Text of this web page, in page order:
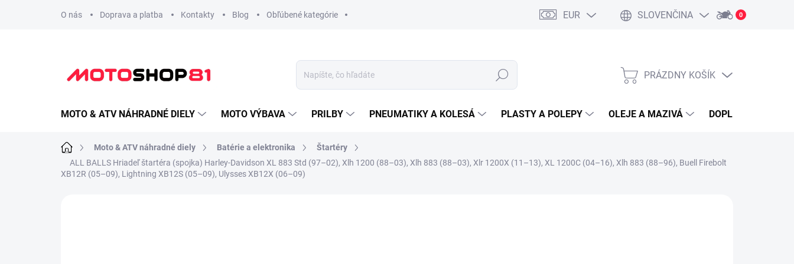
O nás Doprava a platba Kontakty Blog Obľúbené kategórie EUR SLOVENČINA 0
Hľadať
NÁKUPNÝ
PRÁZDNY KOŠÍK
MOTO & ATV NÁHRADNÉ DIELY MOTO VÝBAVA PRILBY PNEUMATIKY A KOLESÁ PLASTY A POLEPY OLEJE A MAZIVÁ DOPLNKY A
DomovMoto & ATV náhradné diely Batérie a elektronika
Štartéry
ALL BALLS Hriadeľ štartéra (spojka) Harley-Davidson XL 883 Std (97–02), Xlh 1200 (88–03), Xlh 883 (88–03), Xlr 1200X (11–13), XL 1200C (04–16), Xlh 883 (88–96), Buell Firebolt
XB12R (05–09), Lightning XB12S (05–09), Ulysses XB12X (06–09)